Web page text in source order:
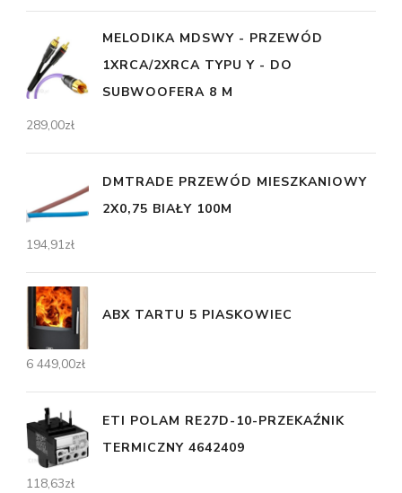
MELODIKA MDSWY - PRZEWÓD
1XRCA/2XRCA TYPU Y - DO
SUBWOOFERA 8 M
289,00zł
DMTRADE PRZEWÓD MIESZKANIOWY
2X0,75 BIAŁY 100M
194,91zł
ABX TARTU 5 PIASKOWIEC
6 449,00zł
ETI POLAM RE27D-10-PRZEKAŹNIK
TERMICZNY 4642409
118,63zł